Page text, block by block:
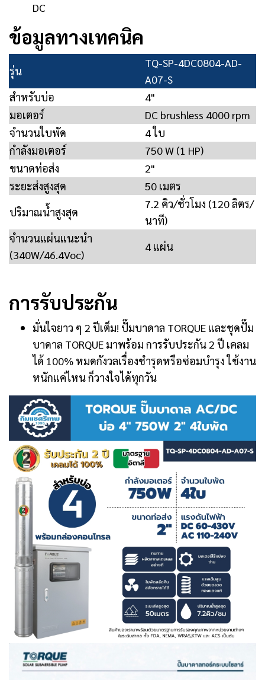
DC
ข้อมูลทางเทคนิค
รุ่น
TQ-SP-4DC0804-AD-
A07-S
สำหรับบ่อ
4"
มอเตอร์
DC brushless 4000 rpm
จำนวนใบพัด
4 ใบ
กำลังมอเตอร์
750 W (1 HP)
ขนาดท่อส่ง
2"
ระยะส่งสูงสุด
50 เมตร
ปริมาณน้ำสูงสุด
7.2 คิว/ชั่วโมง (120 ลิตร/
นาที)
จำนวนแผ่นแนะนำ
(340W/46.4Voc)
4 แผ่น
การรับประกัน
มั่นใจยาว ๆ 2 ปีเต็ม! ปั๊มบาดาล TORQUE และชุดปั๊ม
บาดาล TORQUE มาพร้อม การรับประกัน 2 ปี เคลม
ได้ 100% หมดกังวลเรื่องชำรุดหรือซ่อมบำรุง ใช้งาน
หนักแค่ไหน ก็วางใจได้ทุกวัน